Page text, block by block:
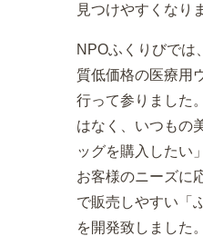
見つけやすくなり
NPOふくりびでは
質低価格の医療用
行って参りました
はなく、いつもの
ッグを購入したい
お客様のニーズに
で販売しやすい「
を開発致しました。